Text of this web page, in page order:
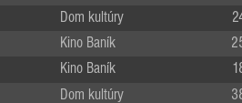
Dom kultúry
Kino Baník
Kino Baník
Dom kultúry